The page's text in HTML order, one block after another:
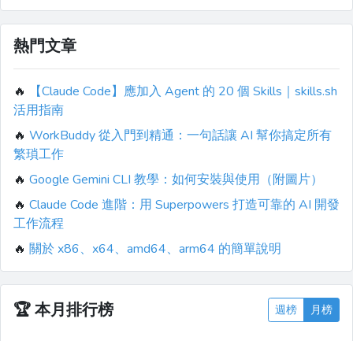
熱門文章
🔥
【Claude Code】應加入 Agent 的 20 個 Skills｜skills.sh
活用指南
🔥 WorkBuddy 從入門到精通：一句話讓 AI 幫你搞定所有
繁瑣工作
🔥 Google Gemini CLI 教學：如何安裝與使用（附圖片）
🔥 Claude Code 進階：用 Superpowers 打造可靠的 AI 開發
工作流程
🔥 關於 x86、x64、amd64、arm64 的簡單說明
🏆本月排行榜 週榜 月榜